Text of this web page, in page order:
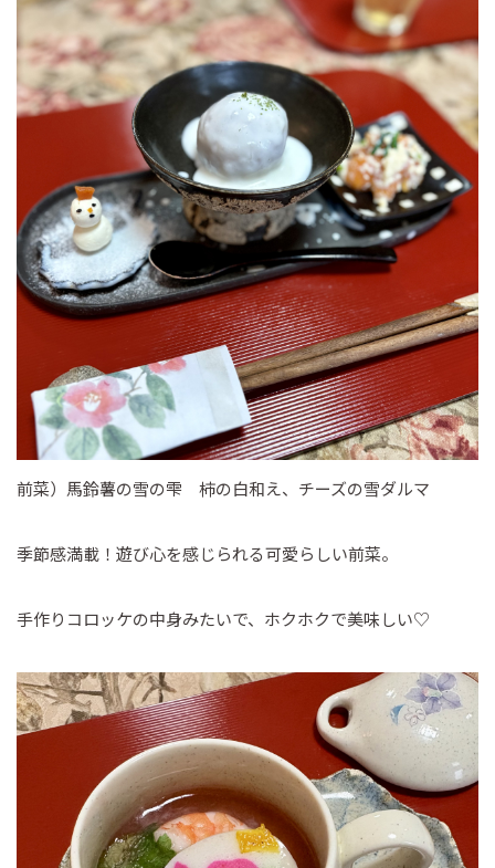
前菜）馬鈴薯の雪の雫 柿の白和え、チーズの雪ダルマ
季節感満載！遊び心を感じられる可愛らしい前菜。
手作りコロッケの中身みたいで、ホクホクで美味しい♡